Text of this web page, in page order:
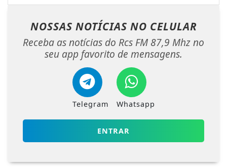
NOSSAS NOTÍCIAS NO CELULAR
Receba as notícias do Rcs FM 87,9 Mhz no
seu app favorito de mensagens.
Telegram Whatsapp
ENTRAR